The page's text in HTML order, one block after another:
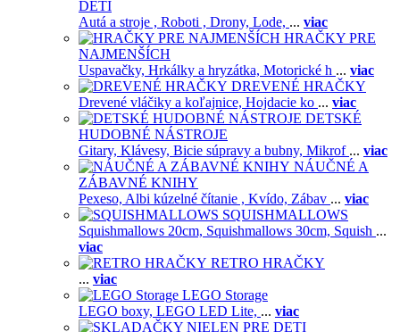
DETI
Autá a stroje , Roboti , Drony, Lode, ... viac
HRAČKY PRE
NAJMENŠÍCH
Uspavačky, Hrkálky a hryzátka, Motorické h ... viac
DREVENÉ HRAČKY
Drevené vláčiky a koľajnice, Hojdacie ko ... viac
DETSKÉ
HUDOBNÉ NÁSTROJE
Gitary, Klávesy, Bicie súpravy a bubny, Mikrof ... viac
NÁUČNÉ A
ZÁBAVNÉ KNIHY
Pexeso, Albi kúzelné čítanie , Kvído, Zábav ... viac
SQUISHMALLOWS
Squishmallows 20cm, Squishmallows 30cm, Squish ...
viac
RETRO HRAČKY
... viac
LEGO Storage
LEGO boxy, LEGO LED Lite, ... viac